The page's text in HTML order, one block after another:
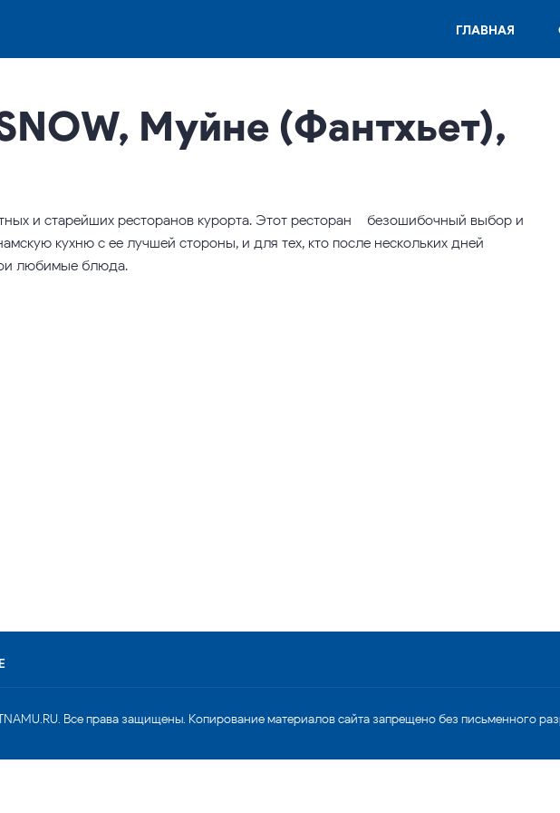
ГЛАВНАЯ
Муйне (Фантхьет),
и старейших ресторанов курорта. Этот ресторан – безошибочный выбор и
кухню с ее лучшей стороны, и для тех, кто после нескольких дней
любимые блюда.
Все права защищены. Копирование материалов сайта запрещено без письменного